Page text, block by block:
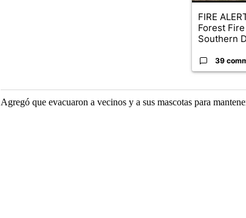
FIRE
Forest
Southern
39
Agregó que evacuaron a vecinos y a sus mascotas para